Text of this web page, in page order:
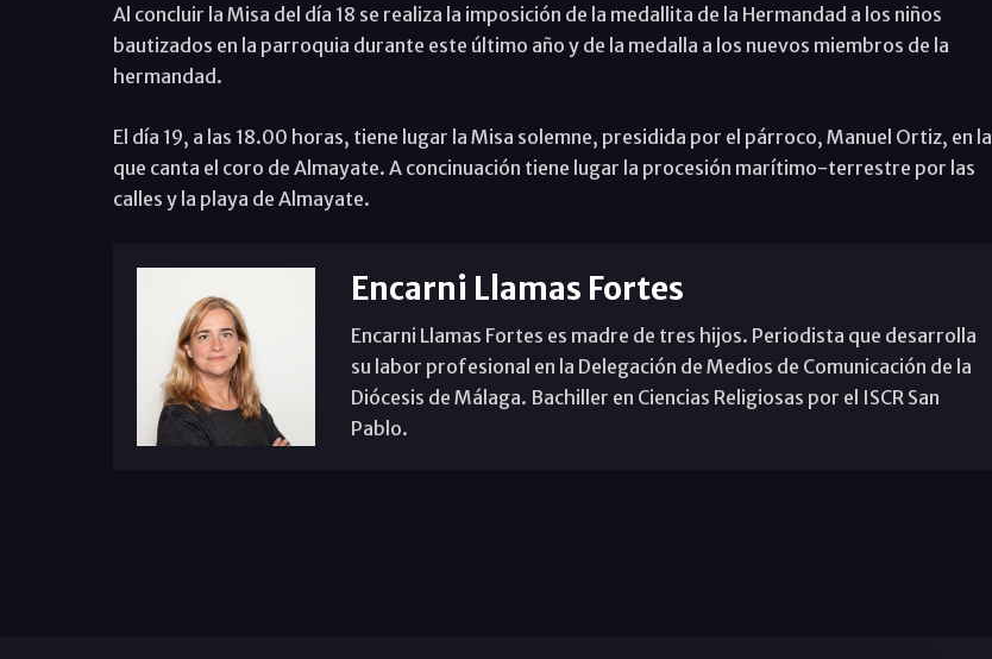
Al concluir la Misa del día 18 se realiza la imposición de la medallita de la Hermandad a los niños
bautizados en la parroquia durante este último año y de la medalla a los nuevos miembros de la
hermandad.
El día 19, a las 18.00 horas, tiene lugar la Misa solemne, presidida por el párroco, Manuel Ortiz, en la
que canta el coro de Almayate. A concinuación tiene lugar la procesión marítimo-terrestre por las
calles y la playa de Almayate.
Encarni Llamas Fortes
Encarni Llamas Fortes es madre de tres hijos. Periodista que desarrolla
su labor profesional en la Delegación de Medios de Comunicación de la
Diócesis de Málaga. Bachiller en Ciencias Religiosas por el ISCR San
Pablo.